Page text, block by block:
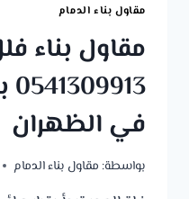
مقاول بناء الدمام
مقاول بناء
في الظهران
بواسطة: مقاول بناء الدمام